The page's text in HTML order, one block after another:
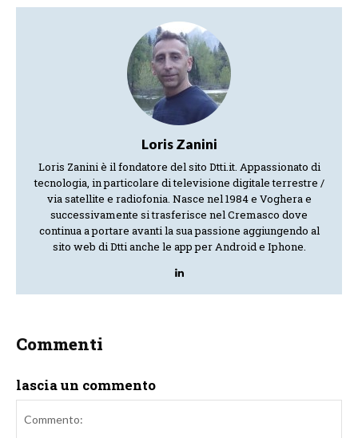
Loris Zanini
Loris Zanini è il fondatore del sito Dtti.it. Appassionato di
tecnologia, in particolare di televisione digitale terrestre /
via satellite e radiofonia. Nasce nel 1984 e Voghera e
successivamente si trasferisce nel Cremasco dove
continua a portare avanti la sua passione aggiungendo al
sito web di Dtti anche le app per Android e Iphone.
Commenti
lascia un commento